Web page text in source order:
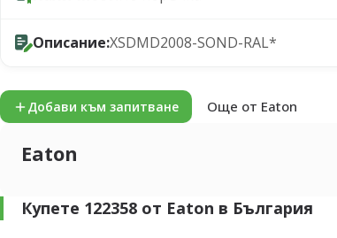
Описание:XSDMD2008-SOND-RAL*
Добави към запитване Още от Eaton
Eaton
Купете 122358 от Eaton в България